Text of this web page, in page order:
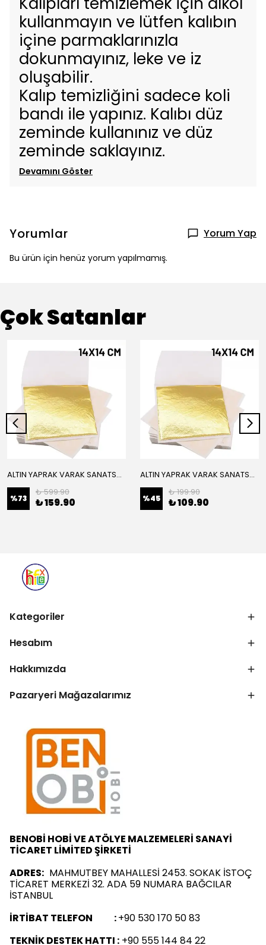
kullanmayın ve lütfen kalıbın
içine parmaklarınızla
dokunmayınız, leke ve iz
oluşabilir.
Kalıp temizliğini sadece koli
bandı ile yapınız. Kalıbı düz
zeminde kullanınız ve düz
zeminde saklayınız.
Devamını Göster
Yorumlar Yorum Yap
Bu ürün için henüz yorum yapılmamış.
Çok Satanlar
ALTIN YAPRAK VARAK SANATSAL BÜYÜK BOY FOLYO EPOKSİ REÇİNE NAİL ART 16 ADET 14X14 CM ALTIN RENK
%73
₺ 599.90
₺ 159.90
ALTIN YAPRAK VARAK SANATSAL BÜYÜK BOY FOLYO EPOKSİ REÇİNE NAİL ART 8 ADET ALTIN RENK 14X14 CM
%45
₺ 199.90
₺ 109.90
Kategoriler
Hesabım
Hakkımızda
Pazaryeri Mağazalarımız
BENOBİ HOBİ VE ATÖLYE MALZEMELERİ SANAYİ
TİCARET LİMİTED ŞİRKETİ
ADRES: MAHMUTBEY MAHALLESİ 2453. SOKAK İSTOÇ
TİCARET MERKEZİ 32. ADA 59 NUMARA BAĞCILAR
İSTANBUL
İRTİBAT TELEFON :+90 530 170 50 83
TEKNİK DESTEK HATTI : +90 555 144 84 22